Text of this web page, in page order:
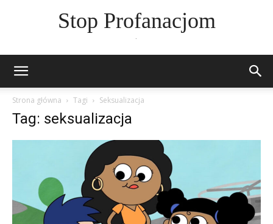
Stop Profanacjom
Strona główna Tagi Seksualizacja
Tag: seksualizacja